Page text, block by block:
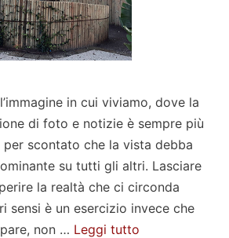
in cui viviamo, dove la
di foto e notizie è sempre più
per scontato che la vista debba
su tutti gli altri. Lasciare
la realtà che ci circonda
sensi è un esercizio invece che
non … Leggi tutto